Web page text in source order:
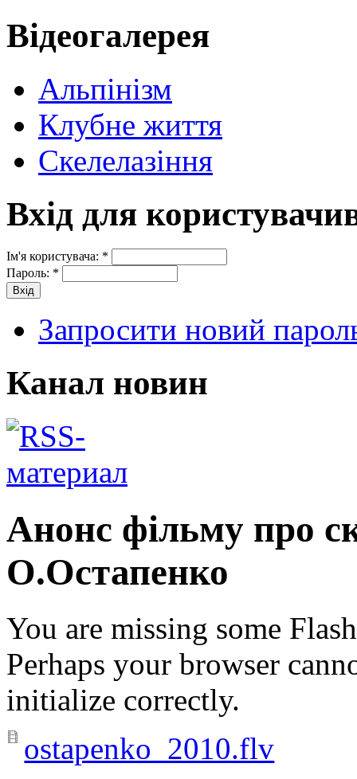
Відеогалерея
Альпінізм
Клубне життя
Скелелазіння
Вхід для
Ім'я користувача: *
Пароль: *
Запросити новий
Канал новин
Анонс фільму про
О.Остапенко
You are missing some
Perhaps your browser
initialize correctly.
ostapenko_2010.flv